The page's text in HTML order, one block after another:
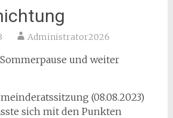
Administrator2026
und weiter
(08.08.2023)
sich mit den Punkten